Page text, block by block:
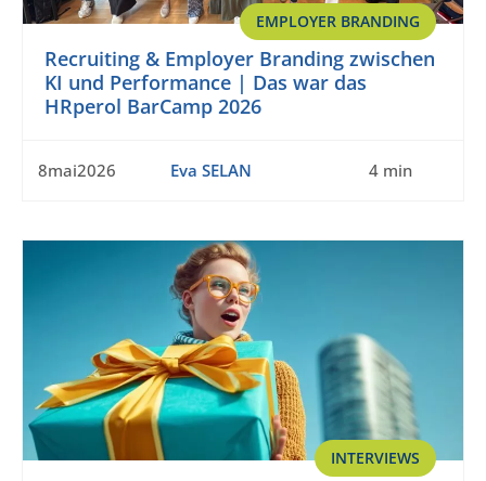
EMPLOYER BRANDING
Recruiting & Employer Branding zwischen
KI und Performance | Das war das
HRperol BarCamp 2026
8mai2026 Eva SELAN 4 min
INTERVIEWS